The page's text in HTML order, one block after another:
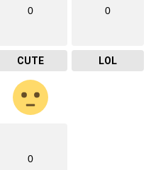
0
CUTE
0
LOL
0